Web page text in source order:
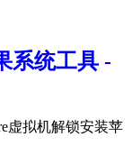
系统工具 -
虚拟机解锁安装苹